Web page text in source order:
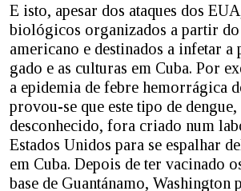
E isto, apesar dos ataques dos
biológicos organizados a partir
americano e destinados a infetar a
gado e as culturas em Cuba. Por
a epidemia de febre hemorrágica
provou-se que este tipo de dengue,
desconhecido, fora criado num
Estados Unidos para se espalhar
em Cuba. Depois de ter vacinado
base de Guantánamo, Washington